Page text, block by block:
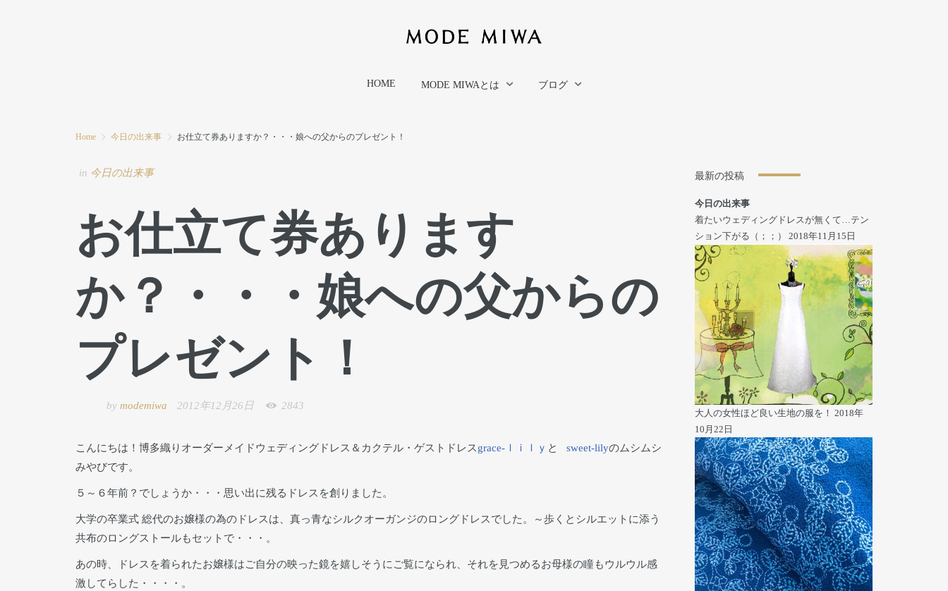
HOME MODE MIWAとは ブログ
Home 今日の出来事 お仕立て券ありますか？・・・娘への父からのプレゼント！
in 今日の出来事
お仕立て券あります
か？・・・娘への父からの
プレゼント！
by modemiwa 2012年12月26日 2843
こんにちは！博多織りオーダーメイドウェディングドレス＆カクテル・ゲストドレスgrace-ｌｉｌｙ と sweet-lilyのムシムシ
みやびです。
５～６年前？でしょうか・・・思い出に残るドレスを創りました。
大学の卒業式 総代のお嬢様の為のドレスは、真っ青なシルクオーガンジのロングドレスでした。～歩くとシルエットに添う
共布のロングストールもセットで・・・。
あの時、ドレスを着られたお嬢様はご自分の映った鏡を嬉しそうにご覧になられ、それを見つめるお母様の瞳もウルウル感
激してらした・・・・。
最新の投稿
今日の出来事
着たいウェディングドレスが無くて…テン
ション下がる（；；）
2018年11月15日
大人の女性ほど良い生地の服を！ 2018年
10月22日